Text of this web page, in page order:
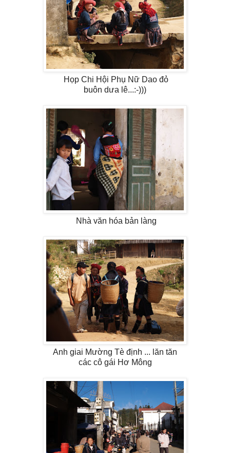
Họp Chi Hội Phụ Nữ Dao đỏ
buôn dưa lê...:-)))
Nhà văn hóa bản làng
Anh giai Mường Tè định ... lăn tăn
các cô gái Hơ Mông